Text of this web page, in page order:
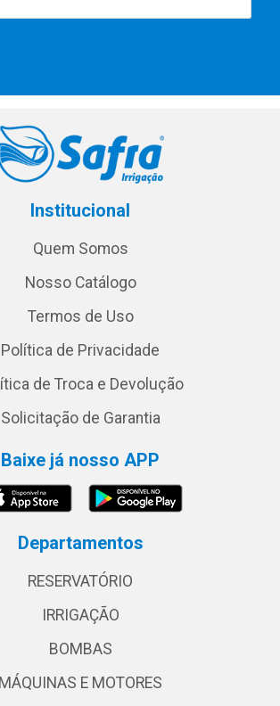
Institucional
Quem Somos
Nosso Catálogo
Termos de Uso
Política de Privacidade
de Troca e Devolução
Solicitação de Garantia
Baixe já nosso APP
Departamentos
RESERVATÓRIO
IRRIGAÇÃO
BOMBAS
MÁQUINAS E MOTORES